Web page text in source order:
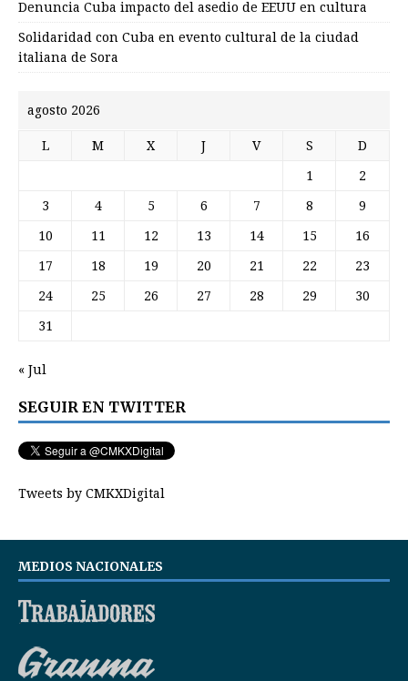
Denuncia Cuba impacto del asedio de EEUU en cultura
Solidaridad con Cuba en evento cultural de la ciudad
italiana de Sora
agosto 2026
L M X J V S D
1 2
3 4 5 6 7 8 9
10 11 12 13 14 15 16
17 18 19 20 21 22 23
24 25 26 27 28 29 30
31
« Jul
SEGUIR EN TWITTER
Tweets by CMKXDigital
MEDIOS NACIONALES